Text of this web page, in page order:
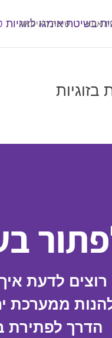
אסא שיטת האימאגו
בזוגיות
לדעת איך
ממערכת
הדרך לפתירת